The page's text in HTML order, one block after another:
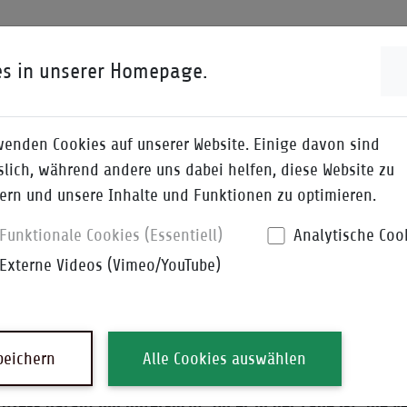
und
"2-Tages-Produktion" oder "Production Trial Run"
zwischen PPAP und
bei PPAP / PPF der Fokus auf der Qualität der Teile
Dabei müssen natürlich auch die
in unserer Homepage.
Cookies auf unserer Website. Einige davon sind
während andere uns dabei helfen, diese Website zu
und unsere Inhalte und Funktionen zu optimieren.
Funktionale Cookies (Essentiell)
Analytische
Externe Videos (Vimeo/YouTube)
Alle Cookies auswählen